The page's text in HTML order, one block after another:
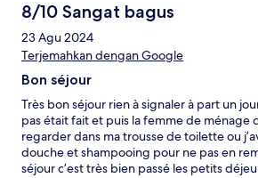
8/10 Sangat bagus
23 Agu 2024
Terjemahkan dengan Google
Bon séjour
Très bon séjour rien à signaler à part un
pas était fait et puis la femme de ménage
regarder dans ma trousse de toilette ou
douche et shampooing pour ne pas en
séjour c’est très bien passé les petits